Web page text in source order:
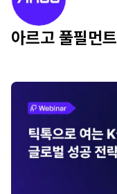
아르고 풀필먼트